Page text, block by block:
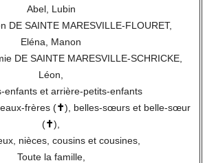
Abel, Lubin
DE SAINTE MARESVILLE-FLOURET,
Eléna, Manon
DE SAINTE MARESVILLE-SCHRICKE,
Léon,
enfants et arrière-petits-enfants
frères (✝), belles-sœurs et belle-sœur
(✝),
nièces, cousins et cousines,
Toute la famille,